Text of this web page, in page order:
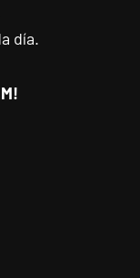
día.